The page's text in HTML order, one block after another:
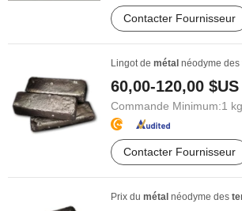
Contacter Fournisseur
Lingot de métal néodyme des
60,00-120,00 $US
Commande Minimum:1 kg
Contacter Fournisseur
Prix du métal néodyme des